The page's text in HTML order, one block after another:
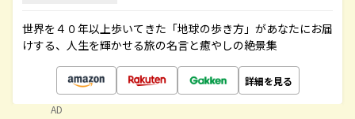
世界を４０年以上歩いてきた「地球の歩き方」があなたにお届
けする、人生を輝かせる旅の名言と癒やしの絶景集
詳細を見る
AD